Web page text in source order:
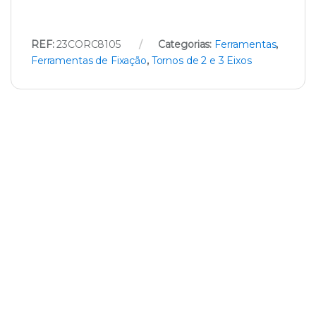
REF:23CORC8105 Categorias: Ferramentas,
Ferramentas de Fixação, Tornos de 2 e 3 Eixos